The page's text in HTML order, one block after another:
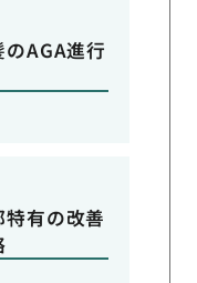
AGA進行
有の改善